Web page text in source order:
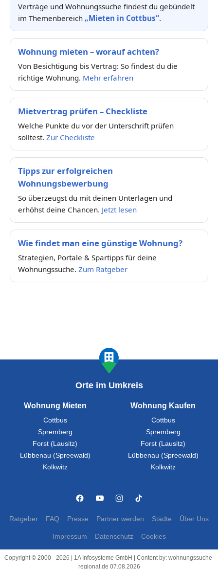
Verträge und Wohnungssuche findest du gebündelt
im Themenbereich „Mieten in Cottbus“.
Wohnung mieten – worauf achten?
Von Besichtigung bis Vertrag: So findest du die
richtige Wohnung. Mehr erfahren
Mietvertrag prüfen – Checkliste
Welche Punkte du vor der Unterschrift prüfen
solltest. Zur Checkliste
Tipps zur erfolgreichen
Wohnungsbewerbung
So überzeugst du mit deinen Unterlagen und
erhöhst deine Chancen. Jetzt lesen
Wie findet man eine günstige Wohnung?
Strategien, Portale & Spartipps für deine
Wohnungssuche. Zum Ratgeber
Orte im Umkreis
Wohnung Mieten
Cottbus
Spremberg
Forst (Lausitz)
Lübbenau (Spreewald)
Kolkwitz
Wohnung Kaufen
Cottbus
Spremberg
Forst (Lausitz)
Lübbenau (Spreewald)
Kolkwitz
Ratgeber FAQ Presse Partner werden Städte Über Uns
Impressum Datenschutz Cookies
Copyright © 2000 - 2026 | 1A Infosysteme GmbH | Content by: wohnungssuche-
regional.de 07.08.2026